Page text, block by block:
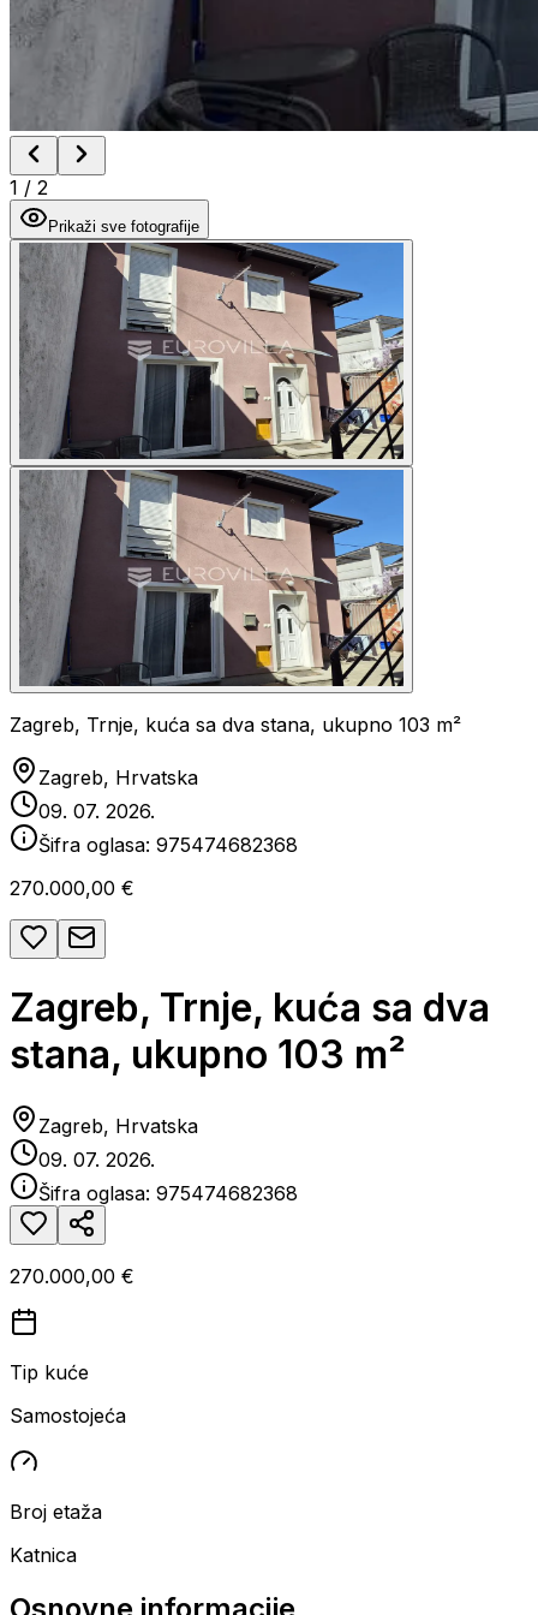
1 / 2
Prikaži sve fotografije
Zagreb, Trnje, kuća sa dva stana, ukupno 103 m²
Zagreb, Hrvatska
09. 07. 2026.
Šifra oglasa: 975474682368
270.000,00 €
Zagreb, Trnje, kuća sa dva
stana, ukupno 103 m²
Zagreb, Hrvatska
09. 07. 2026.
Šifra oglasa: 975474682368
270.000,00 €
Tip kuće
Samostojeća
Broj etaža
Katnica